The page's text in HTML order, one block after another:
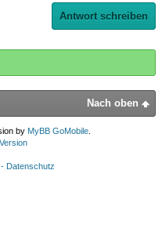
Antwort schreiben
Nach oben
by MyBB GoMobile.
Datenschutz